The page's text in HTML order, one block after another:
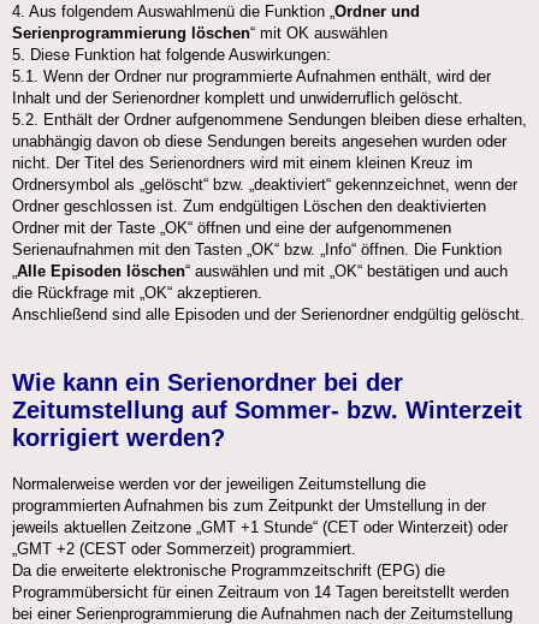
4. Aus folgendem Auswahlmenü die Funktion „ Ordner und
Serienprogrammierung löschen“ mit OK auswählen
5. Diese Funktion hat folgende Auswirkungen:
5.1. Wenn der Ordner nur programmierte Aufnahmen enthält, wird der
Inhalt und der Serienordner komplett und unwiderruflich gelöscht.
5.2. Enthält der Ordner aufgenommene Sendungen bleiben diese erhalten,
unabhängig davon ob diese Sendungen bereits angesehen wurden oder
nicht. Der Titel des Serienordners wird mit einem kleinen Kreuz im
Ordnersymbol als „gelöscht“ bzw. „deaktiviert“ gekennzeichnet, wenn der
Ordner geschlossen ist. Zum endgültigen Löschen den deaktivierten
Ordner mit der Taste „OK“ öffnen und eine der aufgenommenen
Serienaufnahmen mit den Tasten „OK“ bzw. „Info“ öffnen. Die Funktion
Alle Episoden löschen“ auswählen und mit „OK“ bestätigen und auch
die Rückfrage mit „OK“ akzeptieren.
Anschließend sind alle Episoden und der Serienordner endgültig gelöscht.
Wie kann ein Serienordner bei der
Zeitumstellung auf Sommer- bzw. Winterzeit
korrigiert werden?
Normalerweise werden vor der jeweiligen Zeitumstellung die
programmierten Aufnahmen bis zum Zeitpunkt der Umstellung in der
jeweils aktuellen Zeitzone „GMT +1 Stunde“ (CET oder Winterzeit) oder
„GMT +2 (CEST oder Sommerzeit) programmiert.
Da die erweiterte elektronische Programmzeitschrift (EPG) die
Programmübersicht für einen Zeitraum von 14 Tagen bereitstellt werden
bei einer Serienprogrammierung die Aufnahmen nach der Zeitumstellung